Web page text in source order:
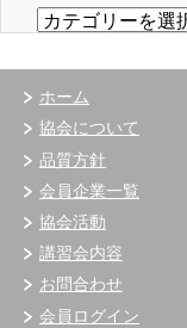
カ
ゴ
リ
ー
別
ホーム
協会について
品質方針
会員企業一覧
協会活動
講習会内容
お問合わせ
会員ログイン